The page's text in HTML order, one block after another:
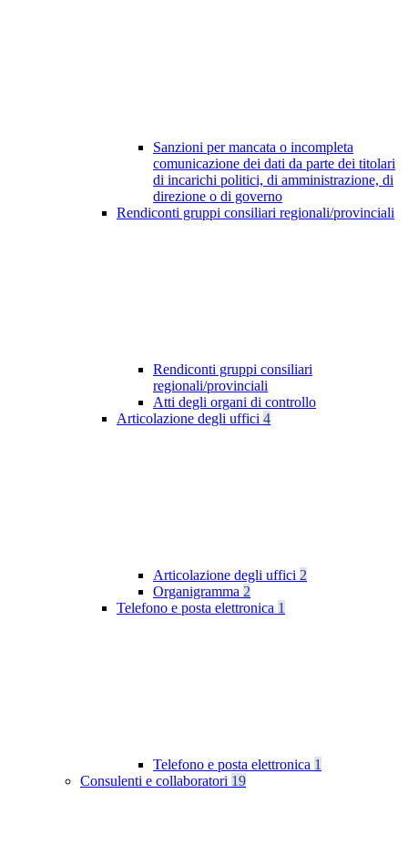
Sanzioni per mancata o incompleta
comunicazione dei dati da parte dei titolari
di incarichi politici, di amministrazione, di
direzione o di governo
Rendiconti gruppi consiliari regionali/provinciali
Rendiconti gruppi consiliari
regionali/provinciali
Atti degli organi di controllo
Articolazione degli uffici 4
Articolazione degli uffici 2
Organigramma 2
Telefono e posta elettronica 1
Telefono e posta elettronica 1
Consulenti e collaboratori 19